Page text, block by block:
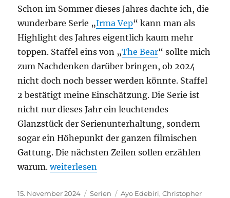
Schon im Sommer dieses Jahres dachte ich, die
wunderbare Serie „Irma Vep“ kann man als
Highlight des Jahres eigentlich kaum mehr
toppen. Staffel eins von „The Bear“ sollte mich
zum Nachdenken darüber bringen, ob 2024
nicht doch noch besser werden könnte. Staffel
2 bestätigt meine Einschätzung. Die Serie ist
nicht nur dieses Jahr ein leuchtendes
Glanzstück der Serienunterhaltung, sondern
sogar ein Höhepunkt der ganzen filmischen
Gattung. Die nächsten Zeilen sollen erzählen
warum.„The Bear – Staffel 2“
weiterlesen
Veröffentlicht
15. November 2024 Kategorien
Serien Schlagwörter
Ayo Edebiri,Christopher